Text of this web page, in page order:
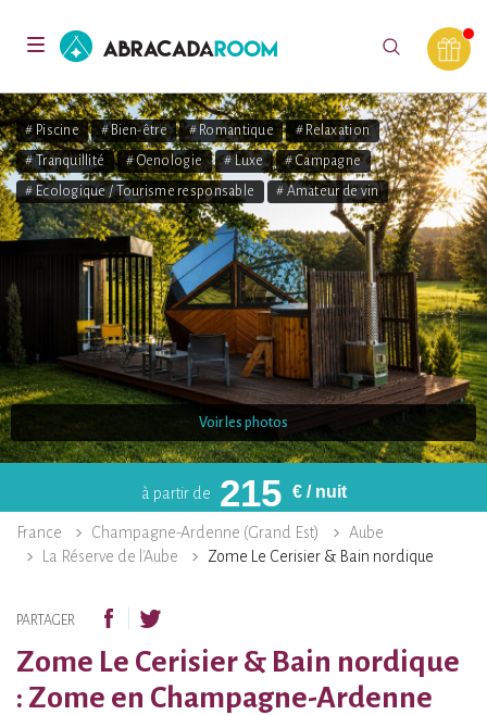
Toggle
AbracadaRoom
# Piscine # Bien-être # Romantique
# Relaxation
# Tranquillité
# Oenologie # Luxe
# Campagne
# Ecologique / Tourisme responsable
# Amateur de vin
Voir les photos
à partir de 215 € / nuit
France Champagne-Ardenne (Grand Est)
Aube
La Réserve de l'Aube
Zome Le Cerisier & Bain nordique
PARTAGER
Zome Le Cerisier & Bain nordique
: Zome en Champagne-Ardenne